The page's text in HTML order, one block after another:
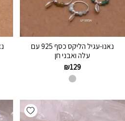
נאנו-עגיל הליקס כסף 925 עם
עלה ואבני חן
₪129
wishlist